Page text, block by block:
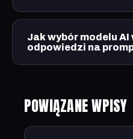
Jak wybór modelu AI
odpowiedzi na
POWIĄZANE WPISY